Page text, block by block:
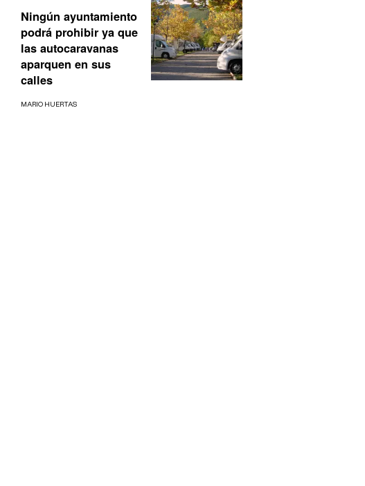
Ningún ayuntamiento
podrá prohibir ya que
las autocaravanas
aparquen en sus
calles
MARIO HUERTAS